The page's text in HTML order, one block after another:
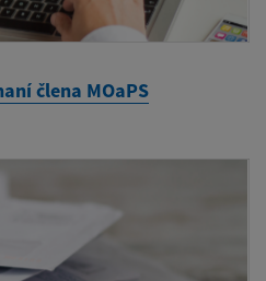
člena MOaPS